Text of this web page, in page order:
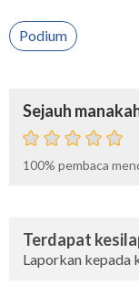
Podium
Sejauh
100% pembaca
Terdapat
Laporkan kepada